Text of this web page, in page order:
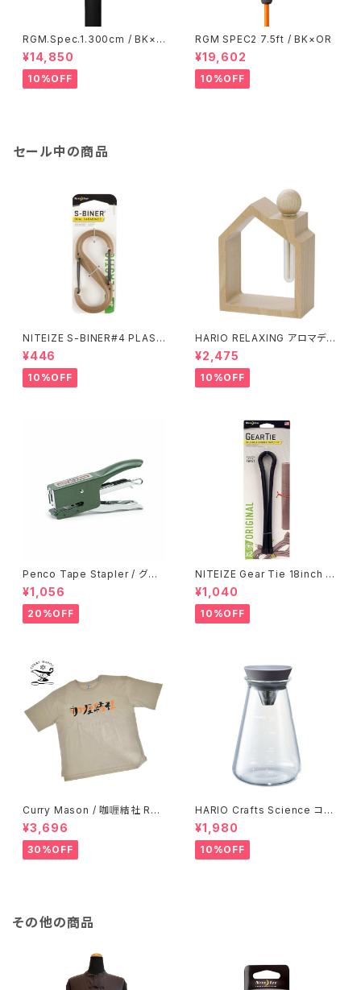
RGM.Spec.1.300cm / BK×S
V
¥14,850
10%OFF
RGM SPEC2 7.5ft / BK×OR
¥19,602
10%OFF
セール中の商品
NITEIZE S-BINER#4 PLAST
IC / コヨーテ
¥446
10%OFF
HARIO RELAXING アロマディ
フューザー 木のお家
¥2,475
10%OFF
Penco Tape Stapler / グリ
ーン
¥1,056
20%OFF
NITEIZE Gear Tie 18inch /
ブラック
¥1,040
10%OFF
Curry Mason / 咖喱結社 RET
RO T-Shirt
¥3,696
30%OFF
HARIO Crafts Science コニ
カルティーピッチャー 500ml
¥1,980
10%OFF
その他の商品